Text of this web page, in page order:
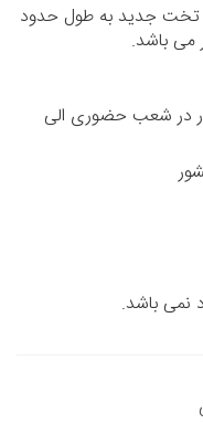
تخت جدید به طول حدود
فاکتور در شعب حضوری الی
نمی باشد.